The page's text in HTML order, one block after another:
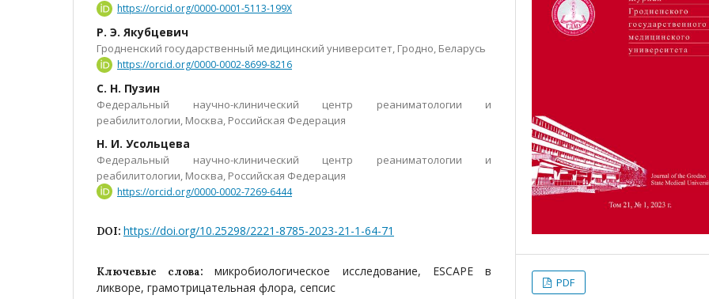
https://orcid.org/0000-0001-5113-199X
Р. Э. Якубцевич
Гродненский государственный медицинский университет, Гродно, Беларусь
https://orcid.org/0000-0002-8699-8216
С. Н. Пузин
Федеральный научно-клинический центр реаниматологии и
реабилитологии, Москва, Российская Федерация
Н. И. Усольцева
Федеральный научно-клинический центр реаниматологии и
реабилитологии, Москва, Российская Федерация
https://orcid.org/0000-0002-7269-6444
DOI: https://doi.org/10.25298/2221-8785-2023-21-1-64-71
Ключевые слова:микробиологическое исследование, ESCAPE в
ликворе, грамотрицательная флора, сепсис
PDF